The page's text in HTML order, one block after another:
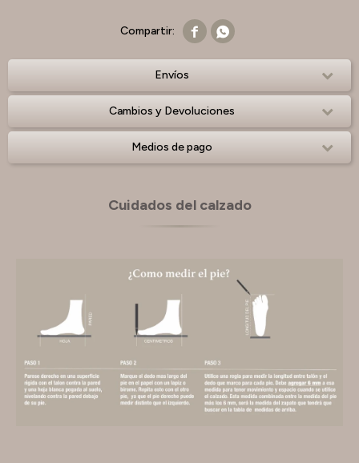
 
Envíos
Cambios y Devoluciones
Medios de pago
Cuidados del calzado